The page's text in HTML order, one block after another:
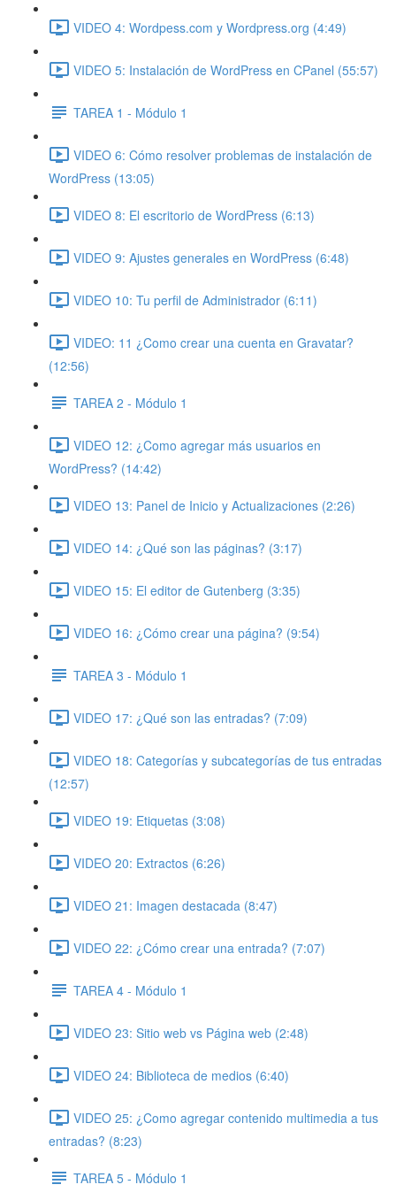
VIDEO 4: Wordpess.com y Wordpress.org (4:49)
VIDEO 5: Instalación de WordPress en CPanel (55:57)
TAREA 1 - Módulo 1
VIDEO 6: Cómo resolver problemas de instalación de
WordPress (13:05)
VIDEO 8: El escritorio de WordPress (6:13)
VIDEO 9: Ajustes generales en WordPress (6:48)
VIDEO 10: Tu perfil de Administrador (6:11)
VIDEO: 11 ¿Como crear una cuenta en Gravatar?
(12:56)
TAREA 2 - Módulo 1
VIDEO 12: ¿Como agregar más usuarios en
WordPress? (14:42)
VIDEO 13: Panel de Inicio y Actualizaciones (2:26)
VIDEO 14: ¿Qué son las páginas? (3:17)
VIDEO 15: El editor de Gutenberg (3:35)
VIDEO 16: ¿Cómo crear una página? (9:54)
TAREA 3 - Módulo 1
VIDEO 17: ¿Qué son las entradas? (7:09)
VIDEO 18: Categorías y subcategorías de tus entradas
(12:57)
VIDEO 19: Etiquetas (3:08)
VIDEO 20: Extractos (6:26)
VIDEO 21: Imagen destacada (8:47)
VIDEO 22: ¿Cómo crear una entrada? (7:07)
TAREA 4 - Módulo 1
VIDEO 23: Sitio web vs Página web (2:48)
VIDEO 24: Biblioteca de medios (6:40)
VIDEO 25: ¿Como agregar contenido multimedia a tus
entradas? (8:23)
TAREA 5 - Módulo 1